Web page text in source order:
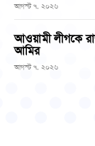
আগস্ট ৭, ২০২৬
আওয়ামী লীগকে
আমির
আগস্ট ৭, ২০২৬